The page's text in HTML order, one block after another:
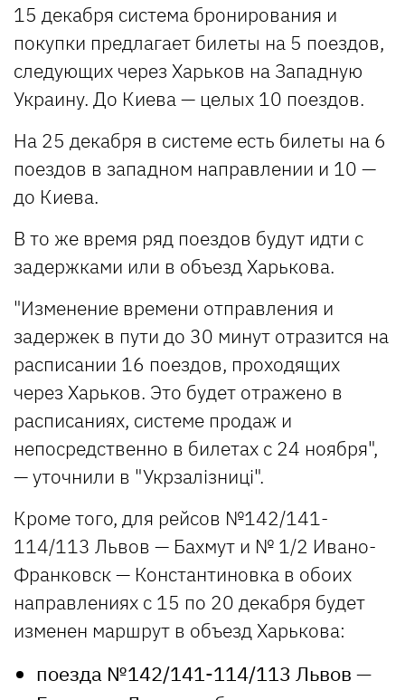
15 декабря система бронирования и
покупки предлагает билеты на 5 поездов,
следующих через Харьков на Западную
Украину. До Киева — целых 10 поездов.
На 25 декабря в системе есть билеты на 6
поездов в западном направлении и 10 —
до Киева.
В то же время ряд поездов будут идти с
задержками или в объезд Харькова.
"Изменение времени отправления и
задержек в пути до 30 минут отразится на
расписании 16 поездов, проходящих
через Харьков. Это будет отражено в
расписаниях, системе продаж и
непосредственно в билетах с 24 ноября",
— уточнили в "Укрзалізниці".
Кроме того, для рейсов №142/141-
114/113 Львов — Бахмут и № 1/2 Ивано-
Франковск — Константиновка в обоих
направлениях с 15 по 20 декабря будет
изменен маршрут в объезд Харькова:
поезда №142/141-114/113 Львов —